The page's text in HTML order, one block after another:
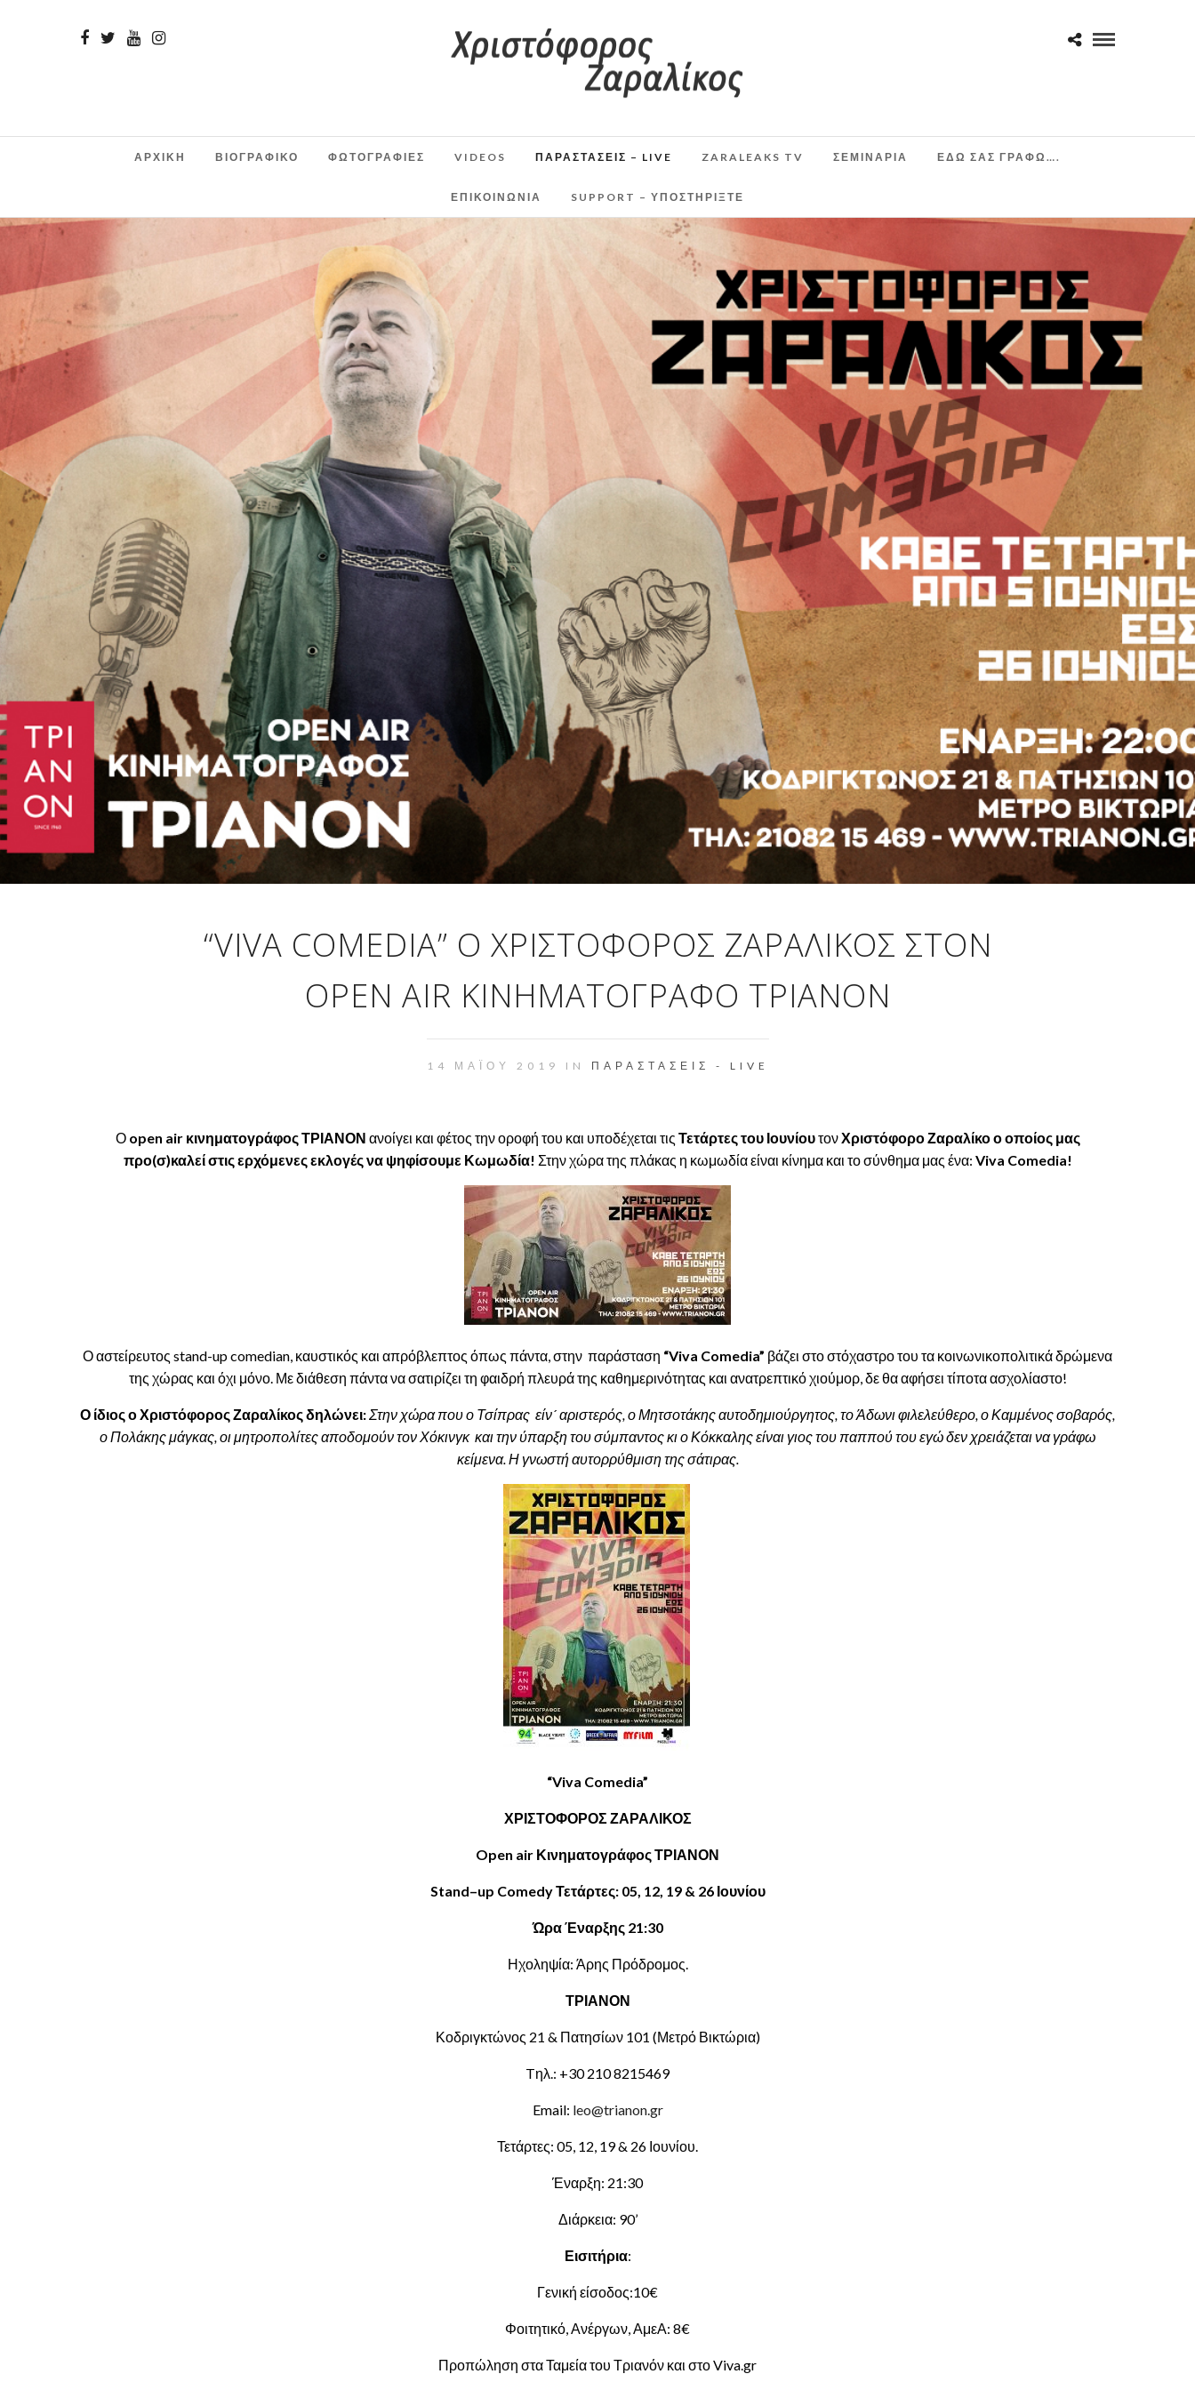
ΑΡΧΙΚΗ ΒΙΟΓΡΑΦΙΚΟ ΦΩΤΟΓΡΑΦΙΕΣ VIDEOS ΠΑΡΑΣΤΆΣΕΙΣ – LIVE ZARALEAKS TV ΣΕΜΙΝΆΡΙΑ ΕΔΩ ΣΑΣ ΓΡΑΦΩ….
ΕΠΙΚΟΙΝΩΝΙΑ SUPPORT – ΥΠΟΣΤΗΡΊΞΤΕ
“VIVA COMEDIA” O ΧΡΙΣΤΟΦΟΡΟΣ ΖΑΡΑΛΙΚΟΣ ΣΤΟΝ
OPEN AIR ΚΙΝΗΜΑΤΟΓΡΆΦΟ ΤΡΙΑΝΟΝ
14 ΜΑΪ́ΟΥ 2019 IN ΠΑΡΑΣΤΆΣΕΙΣ - LIVE
Ο open air κινηματογράφοςΤΡΙΑΝΟΝ ανοίγει και φέτος την οροφή του και υποδέχεται τις Τετάρτες του ΙουνίουτονΧριστόφορο Ζαραλίκοο οποίος μας
προ(σ)καλεί στις ερχόμενες εκλογές να ψηφίσουμε Κωμωδία! Στην χώρα της πλάκας η κωμωδία είναι κίνημα και το σύνθημα μας ένα: Viva Comedia!
Ο αστείρευτος stand-up comedian, καυστικός και απρόβλεπτος όπως πάντα, στην παράσταση “Viva Comedia” βάζει στο στόχαστρο του τα κοινωνικοπολιτικά δρώμενα
της χώρας και όχι μόνο. Με διάθεση πάντα να σατιρίζει τη φαιδρή πλευρά της καθημερινότητας και ανατρεπτικό χιούμορ, δε θα αφήσει τίποτα ασχολίαστο!
Ο ίδιος ο Χριστόφορος Ζαραλίκος δηλώνει:Στην χώρα που ο Τσίπρας είν´ αριστερός, ο Μητσοτάκης αυτοδημιούργητος, το Άδωνι φιλελεύθερο, ο Καμμένος σοβαρός,
ο Πολάκης μάγκας, οι μητροπολίτες αποδομούν τον Χόκινγκ και την ύπαρξη του σύμπαντος κι ο Κόκκαλης είναι γιος του παππού του εγώ δεν χρειάζεται να γράφω
κείμενα. Η γνωστή αυτορρύθμιση της σάτιρας.
“Viva Comedia”
ΧΡΙΣΤΟΦΟΡΟΣ ΖΑΡΑΛΙΚΟΣ
Open air Κινηματογράφος ΤΡΙΑΝΟΝ
Stand–up ComedyΤετάρτες: 05, 12, 19 & 26 Ιουνίου
Ώρα Έναρξης 21:30
Ηχοληψία: Άρης Πρόδρομος.
ΤΡΙΑΝΟΝ
Κοδριγκτώνος 21 & Πατησίων 101 (Μετρό Βικτώρια)
Tηλ.: +30 210 8215469
Email: leo@trianon.gr
Τετάρτες: 05, 12, 19 & 26 Ιουνίου.
Έναρξη: 21:30
Διάρκεια: 90’
Εισιτήρια:
Γενική είσοδος:10€
Φοιτητικό, Ανέργων, ΑμεΑ: 8€
Προπώληση στα Ταμεία του Τριανόν και στο Viva.gr